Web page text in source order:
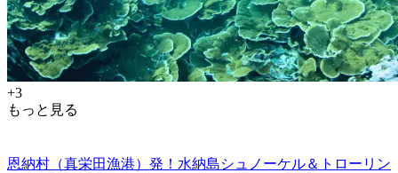
+3
もっと見る
恩納村（真栄田漁港）発！水納島シュノーケル＆トローリン